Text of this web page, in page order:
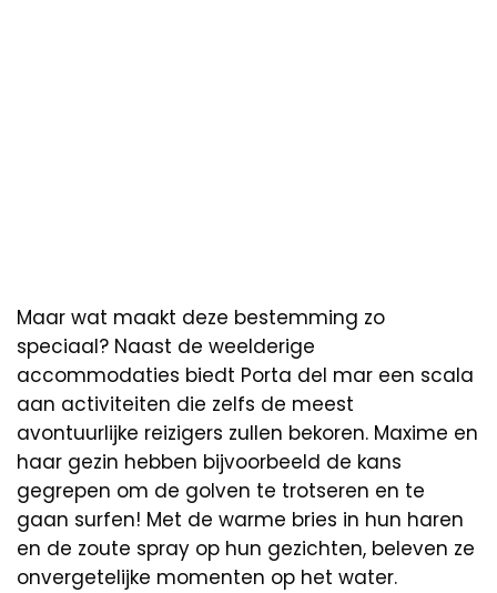
Maar wat maakt deze bestemming zo
speciaal? Naast de weelderige
accommodaties biedt Porta del mar een scala
aan activiteiten die zelfs de meest
avontuurlijke reizigers zullen bekoren. Maxime en
haar gezin hebben bijvoorbeeld de kans
gegrepen om de golven te trotseren en te
gaan surfen! Met de warme bries in hun haren
en de zoute spray op hun gezichten, beleven ze
onvergetelijke momenten op het water.